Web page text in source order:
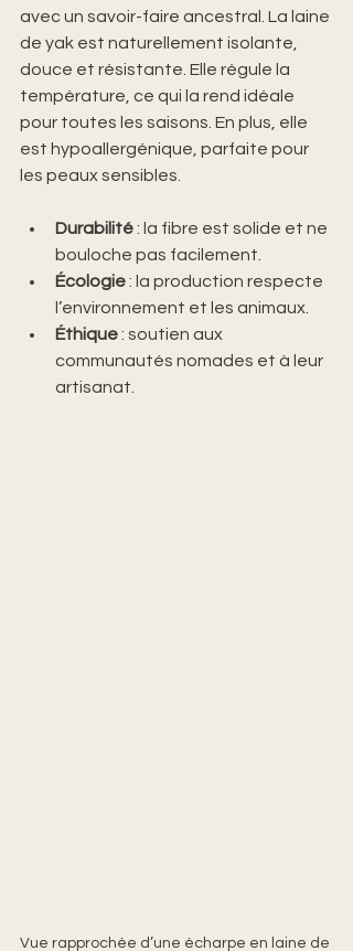
avec un savoir-faire ancestral. La laine
de yak est naturellement isolante,
douce et résistante. Elle régule la
température, ce qui la rend idéale
pour toutes les saisons. En plus, elle
est hypoallergénique, parfaite pour
les peaux sensibles.
Durabilité : la fibre est solide et ne
bouloche pas facilement.
Écologie : la production respecte
l’environnement et les animaux.
Éthique : soutien aux
communautés nomades et à leur
artisanat.
Vue rapprochée d’une écharpe en laine de